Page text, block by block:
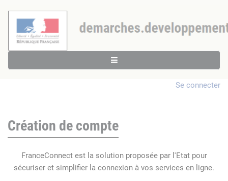
Se connecter
Création de compte
FranceConnect est la solution proposée par l'Etat pour
sécuriser et simplifier la connexion à vos services en ligne.